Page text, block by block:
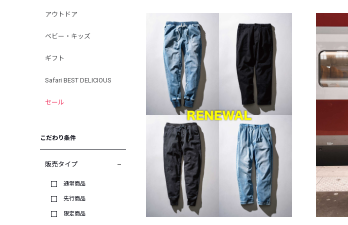
アウトドア
ベビー・キッズ
ギフト
Safari BEST DELICIOUS
セール
こだわり条件
販売タイプ
通常商品
先行商品
限定商品